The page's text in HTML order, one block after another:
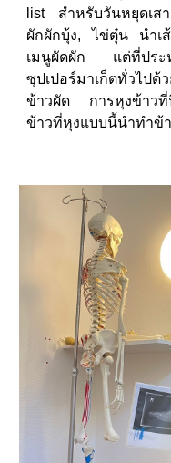
list สำหรับวันหยุดเส
ผักผักบุ้ง, ไข่ตุ๋น นำเ
เมนูผัดผัก แต่ที่ประ
ซุปเปอร์มาเก็ตทั่วไปด้
ข้าวผัด การหุงข้าวที่
ข้าวที่หุงแบบนี้นำทำข้